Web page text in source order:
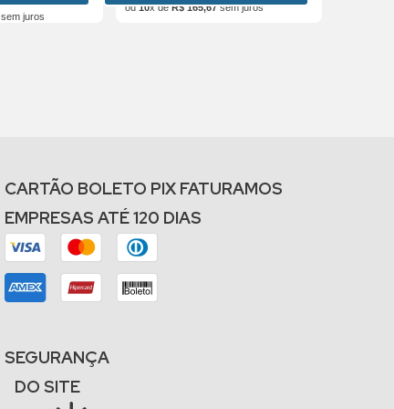
sem juros
ou10x deR$ 165,67sem juros
CARTÃO BOLETO PIX FATURAMOS
EMPRESAS ATÉ 120 DIAS
SEGURANÇA
DO SITE